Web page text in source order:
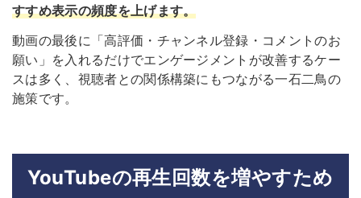
すすめ表示の頻度を上げます。
動画の最後に「高評価・チャンネル登録・コメントのお
願い」を入れるだけでエンゲージメントが改善するケー
スは多く、視聴者との関係構築にもつながる一石二鳥の
施策です。
YouTubeの再生回数を増やすため